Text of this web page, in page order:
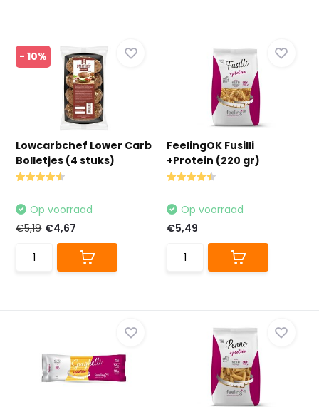
- 10%
Lowcarbchef Lower Carb
Bolletjes (4 stuks)
Op voorraad
€5,19 €4,67
FeelingOK Fusilli
+Protein (220 gr)
Op voorraad
€5,49